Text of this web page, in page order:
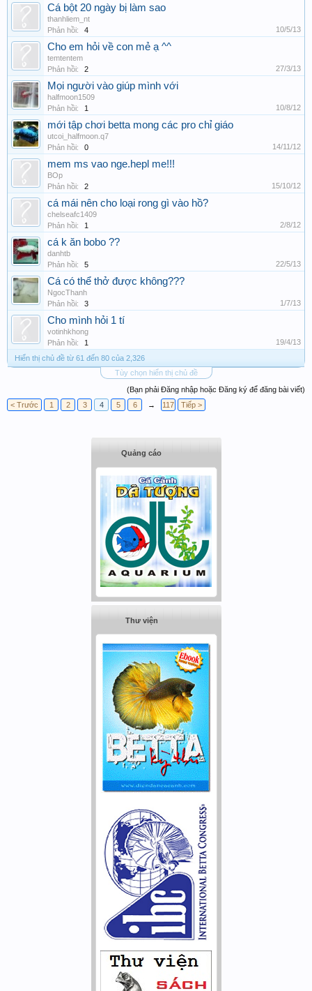
Cá bột 20 ngày bị làm sao
thanhliem_nt
Phản hồi:
4 10/5/13
Cho em hỏi về con mẻ ạ ^^
temtentem
Phản hồi:
2 27/3/13
Mọi người vào giúp mình với
halfmoon1509
Phản hồi:
1 10/8/12
mới tập chơi betta mong các pro chỉ giáo
utcoi_halfmoon.q7
Phản hồi:
0 14/11/12
mem ms vao nge.hepl me!!!
BOp
Phản hồi:
2 15/10/12
cá mái nên cho loại rong gì vào hồ?
chelseafc1409
Phản hồi:
1 2/8/12
cá k ăn bobo ??
danhtb
Phản hồi:
5 22/5/13
Cá có thể thở được không???
NgocThanh
Phản hồi:
3 1/7/13
Cho mình hỏi 1 tí
votinhkhong
Phản hồi:
1
19/4/13
Hiển thị chủ đề từ 61 đến 80 của 2,326
Tùy chọn hiển thị chủ đề
(Bạn phải Đăng nhập hoặc Đăng ký để đăng bài viết)
< Trước
1 2 3 4 5 6 → 117 Tiếp >
Quảng cáo
Thư viện